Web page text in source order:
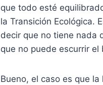
que todo esté
la Transición Ecológica.
decir que no tiene nada
que no puede escurrir el
Bueno, el caso es que